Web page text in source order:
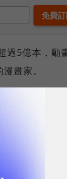
過5億本，動
畫家。
粉絲反對，
到83%，
？